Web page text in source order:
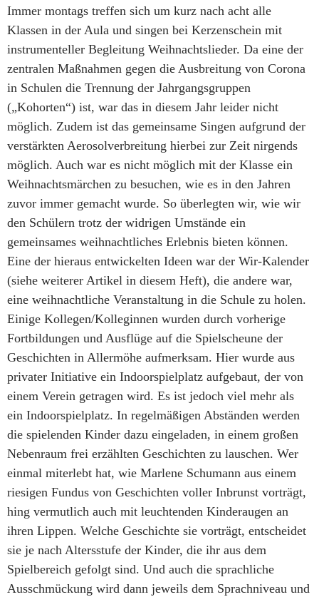
Immer montags treffen sich um kurz nach acht alle
Klassen in der Aula und singen bei Kerzenschein mit
instrumenteller Begleitung Weihnachtslieder. Da eine der
zentralen Maßnahmen gegen die Ausbreitung von Corona
in Schulen die Trennung der Jahrgangsgruppen
(„Kohorten“) ist, war das in diesem Jahr leider nicht
möglich. Zudem ist das gemeinsame Singen aufgrund der
verstärkten Aerosolverbreitung hierbei zur Zeit nirgends
möglich. Auch war es nicht möglich mit der Klasse ein
Weihnachtsmärchen zu besuchen, wie es in den Jahren
zuvor immer gemacht wurde. So überlegten wir, wie wir
den Schülern trotz der widrigen Umstände ein
gemeinsames weihnachtliches Erlebnis bieten können.
Eine der hieraus entwickelten Ideen war der Wir-Kalender
(siehe weiterer Artikel in diesem Heft), die andere war,
eine weihnachtliche Veranstaltung in die Schule zu holen.
Einige Kollegen/Kolleginnen wurden durch vorherige
Fortbildungen und Ausflüge auf die Spielscheune der
Geschichten in Allermöhe aufmerksam. Hier wurde aus
privater Initiative ein Indoorspielplatz aufgebaut, der von
einem Verein getragen wird. Es ist jedoch viel mehr als
ein Indoorspielplatz. In regelmäßigen Abständen werden
die spielenden Kinder dazu eingeladen, in einem großen
Nebenraum frei erzählten Geschichten zu lauschen. Wer
einmal miterlebt hat, wie Marlene Schumann aus einem
riesigen Fundus von Geschichten voller Inbrunst vorträgt,
hing vermutlich auch mit leuchtenden Kinderaugen an
ihren Lippen. Welche Geschichte sie vorträgt, entscheidet
sie je nach Altersstufe der Kinder, die ihr aus dem
Spielbereich gefolgt sind. Und auch die sprachliche
Ausschmückung wird dann jeweils dem Sprachniveau und